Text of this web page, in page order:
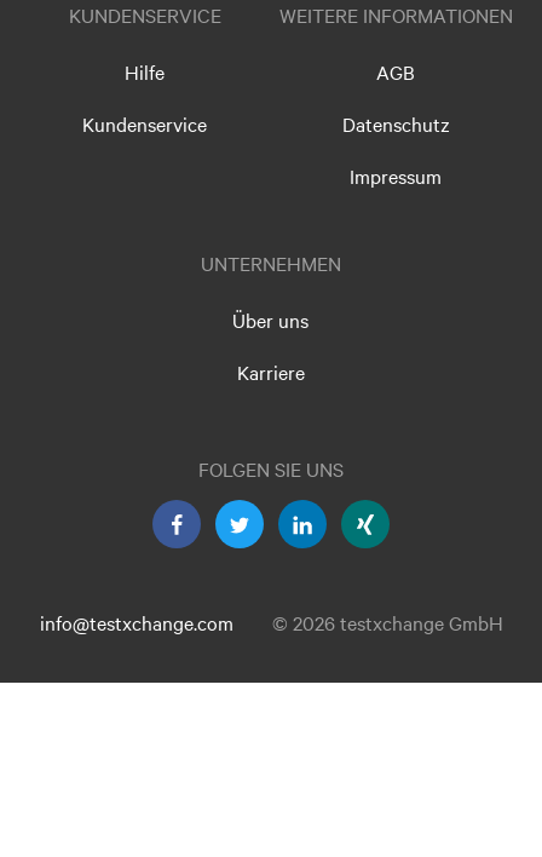
KUNDENSERVICE
Hilfe
Kundenservice
WEITERE INFORMATIONEN
AGB
Datenschutz
Impressum
UNTERNEHMEN
Über uns
Karriere
FOLGEN SIE UNS
info@testxchange.com © 2026 testxchange GmbH